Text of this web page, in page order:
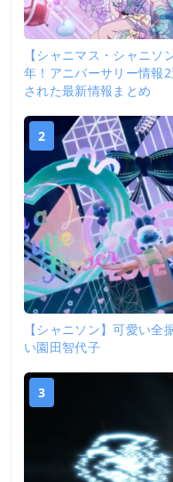
【シャニマス・シャニ
年！アニバーサリー情報
された最新情報まとめ
2
【シャニソン】可愛い
い園田智代子
3